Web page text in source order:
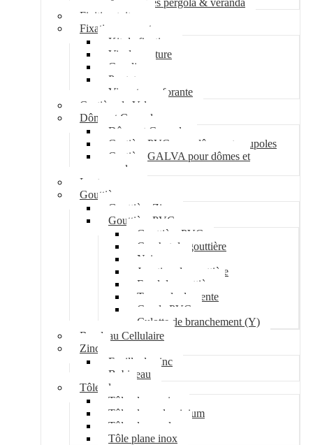
Finition toiture
Fixation couverture
Kit de fixation
Vis de couture
Cavalier
Pontet
Vis auto-perforante
Costière de Velux
Dôme et Coupole
Dôme et Coupole
Costière PVC pour dômes et coupoles
Costière GALVA pour dômes et
coupoles
Lanterneau
Gouttière
Gouttière Zinc
Gouttière PVC
Gouttière PVC
Crochet de gouttière
Naissance
Jonction de gouttière
Fond de gouttière
Tuyau de descente
Coude PVC
Culotte de branchement (Y)
Bandeau Cellulaire
Zinc
Feuille de zinc
Bobineau
Tôle plane
Tôle plane acier
Tôle plane aluminium
Tôle plane galva
Tôle plane inox